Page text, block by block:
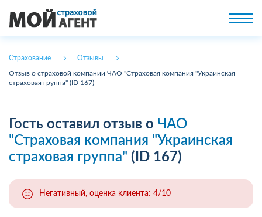
Страхование Отзывы
Отзыв о страховой компании ЧАО "Страховая компания "Украинская
страховая группа" (ID 167)
Гость оставил отзыв о ЧАО
"Страховая компания "Украинская
страховая группа" (ID 167)
Негативный, оценка клиента: 4/10